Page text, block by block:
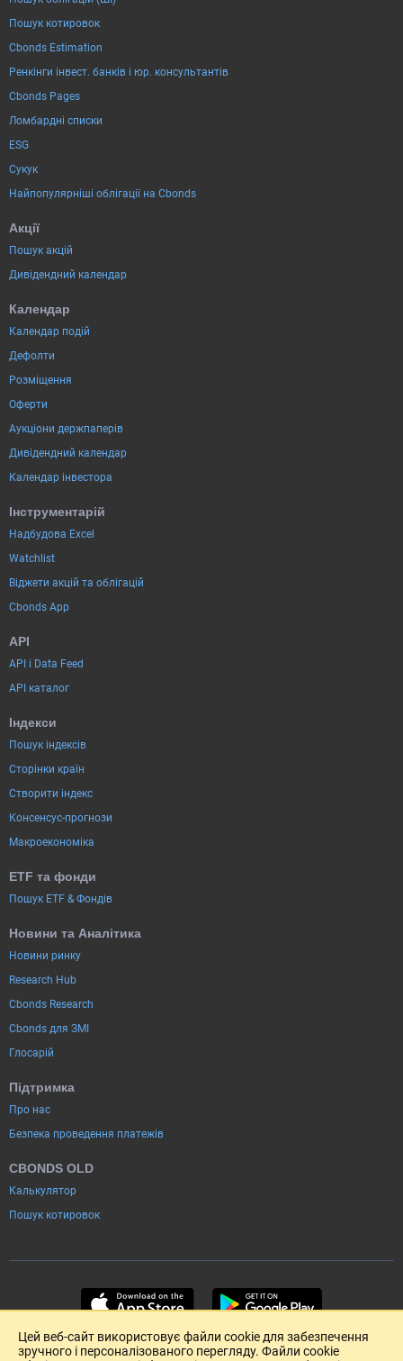
Пошук котировок
Cbonds Estimation
Ренкінги інвест. банків і юр. консультантів
Cbonds Pages
Ломбардні списки
ESG
Сукук
Найпопулярніші облігації на Cbonds
Акції
Пошук акцій
Дивідендний календар
Календар
Календар подій
Дефолти
Розміщення
Оферти
Аукціони держпаперів
Дивідендний календар
Календар інвестора
Інструментарій
Надбудова Excel
Watchlist
Віджети акцій та облігацій
Cbonds App
API
API і Data Feed
API каталог
Індекси
Пошук індексів
Сторінки країн
Створити індекс
Консенсус-прогнози
Макроекономіка
ETF та фонди
Пошук ETF & Фондів
Новини та Аналітика
Новини ринку
Research Hub
Cbonds Research
Cbonds для ЗМІ
Глосарій
Підтримка
Про нас
Безпека проведення платежів
CBONDS OLD
Калькулятор
Пошук котировок
Цей веб-сайт використовує файли cookie для забезпечення
зручного і персоналізованого перегляду. Файли cookie